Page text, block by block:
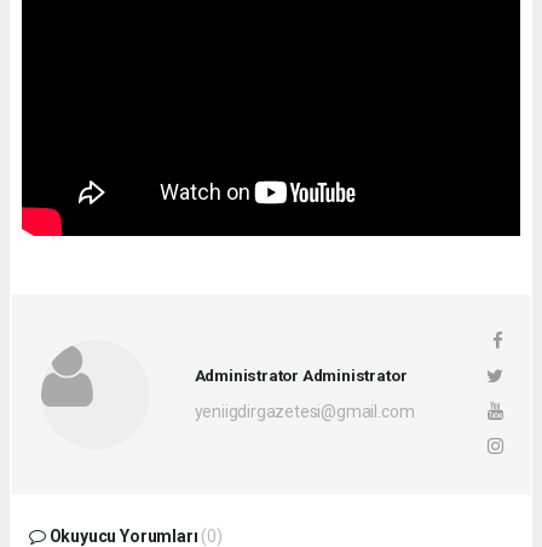
Administrator Administrator
yeniigdirgazetesi@gmail.com
Okuyucu Yorumları (0)